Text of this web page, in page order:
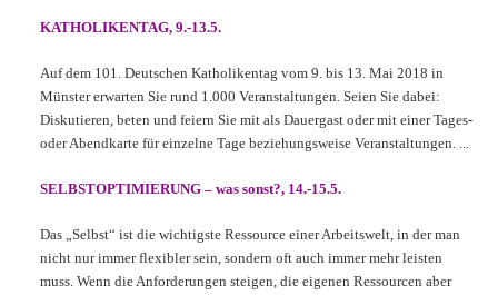
KATHOLIKENTAG, 9.-13.5.
Auf dem 101. Deutschen Katholikentag vom 9. bis 13. Mai 2018 in
Münster erwarten Sie rund 1.000 Veranstaltungen. Seien Sie dabei:
Diskutieren, beten und feiern Sie mit als Dauergast oder mit einer Tages-
oder Abendkarte für einzelne Tage beziehungsweise Veranstaltungen. ...
SELBSTOPTIMIERUNG – was sonst?, 14.-15.5.
Das „Selbst“ ist die wichtigste Ressource einer Arbeitswelt, in der man
nicht nur immer flexibler sein, sondern oft auch immer mehr leisten
muss. Wenn die Anforderungen steigen, die eigenen Ressourcen aber